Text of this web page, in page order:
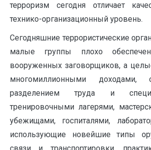
терроризм сегодня отличает
технико-организационный уровень.
Сегодняшние террористические
малые группы плохо
вооруженных заговорщиков, а
многомиллионными доходами,
разделением труда и
тренировочными лагерями,
убежищами, госпиталями,
использующие новейшие типы